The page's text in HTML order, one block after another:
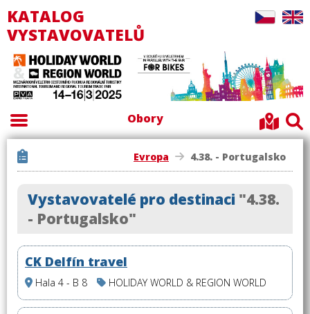
KATALOG
VYSTAVOVATELŮ
Obory
Evropa 4.38. - Portugalsko
Vystavovatelé pro destinaci "4.38.
- Portugalsko"
CK Delfín travel
Hala 4 - B 8 HOLIDAY WORLD & REGION WORLD